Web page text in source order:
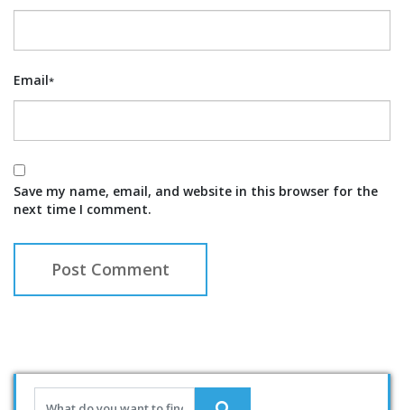
Email*
Save my name, email, and website in this browser for the
next time I comment.